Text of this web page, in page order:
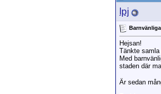
lpj
Hejsan!
Tänkte
Med
staden där
Är sedan